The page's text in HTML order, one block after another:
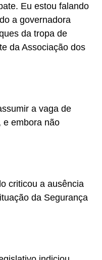
Eu estou falando
a governadora
da tropa de
da Associação dos
a vaga de
e embora não
criticou a ausência
da Segurança